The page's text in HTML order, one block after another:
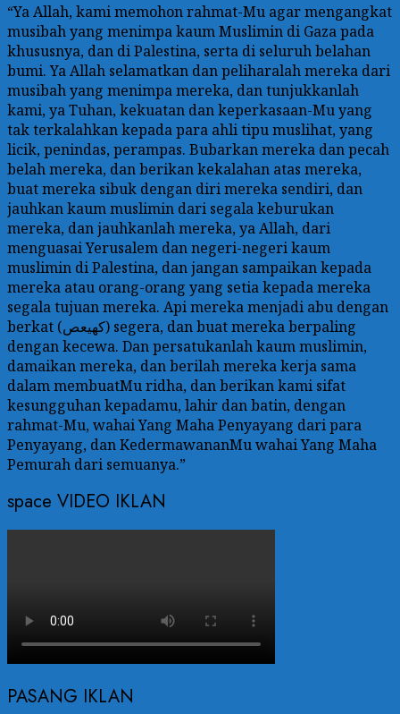
“Ya Allah, kami memohon rahmat-Mu agar mengangkat
musibah yang menimpa kaum Muslimin di Gaza pada
khususnya, dan di Palestina, serta di seluruh belahan
bumi. Ya Allah selamatkan dan peliharalah mereka dari
musibah yang menimpa mereka, dan tunjukkanlah
kami, ya Tuhan, kekuatan dan keperkasaan-Mu yang
tak terkalahkan kepada para ahli tipu muslihat, yang
licik, penindas, perampas. Bubarkan mereka dan pecah
belah mereka, dan berikan kekalahan atas mereka,
buat mereka sibuk dengan diri mereka sendiri, dan
jauhkan kaum muslimin dari segala keburukan
mereka, dan jauhkanlah mereka, ya Allah, dari
menguasai Yerusalem dan negeri-negeri kaum
muslimin di Palestina, dan jangan sampaikan kepada
mereka atau orang-orang yang setia kepada mereka
segala tujuan mereka. Api mereka menjadi abu dengan
berkat (كهيعص) segera, dan buat mereka berpaling
dengan kecewa. Dan persatukanlah kaum muslimin,
damaikan mereka, dan berilah mereka kerja sama
dalam membuatMu ridha, dan berikan kami sifat
kesungguhan kepadamu, lahir dan batin, dengan
rahmat-Mu, wahai Yang Maha Penyayang dari para
Penyayang, dan KedermawananMu wahai Yang Maha
Pemurah dari semuanya.”
space VIDEO IKLAN
PASANG IKLAN